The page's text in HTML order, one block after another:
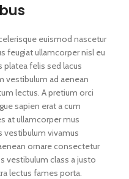
euismod nascetur
feugiat ullamcorper nisl eu
platea felis sed lacus
vestibulum ad aenean
lectus. A pretium orci
sapien erat a cum
at ullamcorper mus
vestibulum vivamus
ornare consectetur
vestibulum class a justo
lectus fames porta.